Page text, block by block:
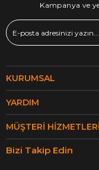
Kampanya ve
KURUMSAL
YARDIM
MÜŞTERI
Bizi Takip Edin